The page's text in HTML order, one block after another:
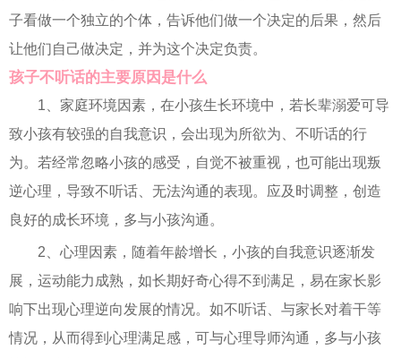
子看做一个独立的个体，告诉他们做一个决定的后果，然后
让他们自己做决定，并为这个决定负责。
孩子不听话的主要原因是什么
1、家庭环境因素，在小孩生长环境中，若长辈溺爱可导
致小孩有较强的自我意识，会出现为所欲为、不听话的行
为。若经常忽略小孩的感受，自觉不被重视，也可能出现叛
逆心理，导致不听话、无法沟通的表现。应及时调整，创造
良好的成长环境，多与小孩沟通。
2、心理因素，随着年龄增长，小孩的自我意识逐渐发
展，运动能力成熟，如长期好奇心得不到满足，易在家长影
响下出现心理逆向发展的情况。如不听话、与家长对着干等
情况，从而得到心理满足感，可与心理导师沟通，多与小孩